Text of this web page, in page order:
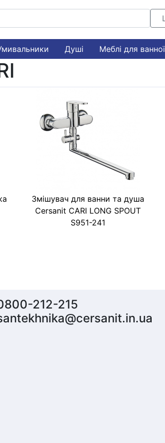
Душі Меблі для ванної
Змішувач для ванни та душа
Cersanit CARI LONG SPOUT
S951-241
212-215